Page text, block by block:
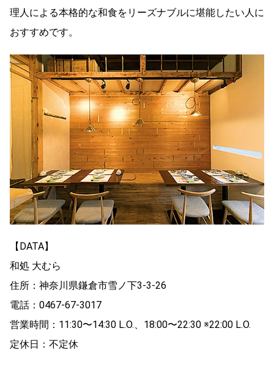
理人による本格的な和食をリーズナブルに堪能したい人に
おすすめです。
【DATA】
和処 大むら
住所：神奈川県鎌倉市雪ノ下3-3-26
電話：0467-67-3017
営業時間：11:30〜14:30 L.O.、18:00〜22:30 ※22:00 L.O.
定休日：不定休